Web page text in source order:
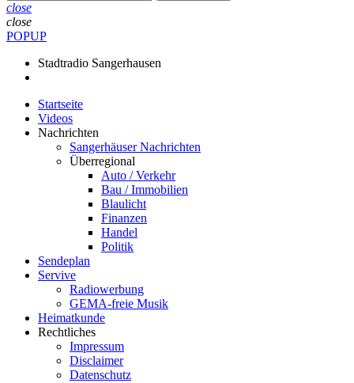
close
close
POPUP
Stadtradio Sangerhausen
Startseite
Videos
Nachrichten
Sangerhäuser Nachrichten
Überregional
Auto / Verkehr
Bau / Immobilien
Blaulicht
Finanzen
Handel
Politik
Sendeplan
Servive
Radiowerbung
GEMA-freie Musik
Heimatkunde
Rechtliches
Impressum
Disclaimer
Datenschutz